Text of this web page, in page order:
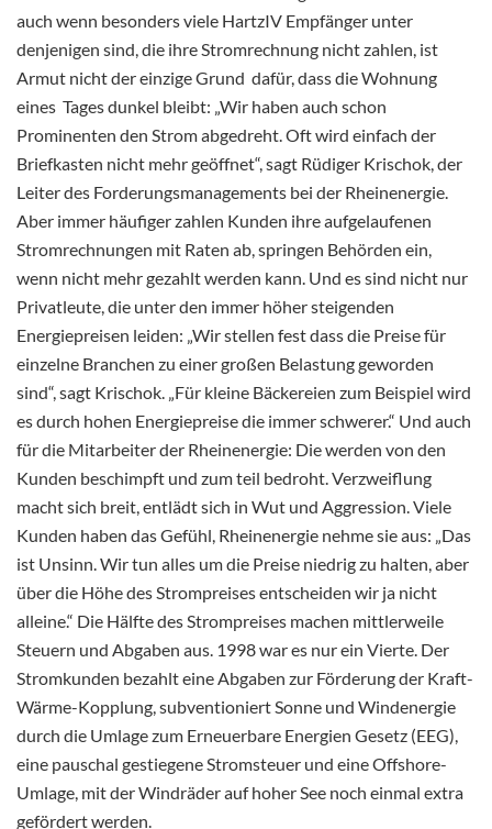
auch wenn besonders viele HartzIV Empfänger unter
denjenigen sind, die ihre Stromrechnung nicht zahlen, ist
Armut nicht der einzige Grund dafür, dass die Wohnung
eines Tages dunkel bleibt: „Wir haben auch schon
Prominenten den Strom abgedreht. Oft wird einfach der
Briefkasten nicht mehr geöffnet“, sagt Rüdiger Krischok, der
Leiter des Forderungsmanagements bei der Rheinenergie.
Aber immer häufiger zahlen Kunden ihre aufgelaufenen
Stromrechnungen mit Raten ab, springen Behörden ein,
wenn nicht mehr gezahlt werden kann. Und es sind nicht nur
Privatleute, die unter den immer höher steigenden
Energiepreisen leiden: „Wir stellen fest dass die Preise für
einzelne Branchen zu einer großen Belastung geworden
sind“, sagt Krischok. „Für kleine Bäckereien zum Beispiel wird
es durch hohen Energiepreise die immer schwerer.“ Und auch
für die Mitarbeiter der Rheinenergie: Die werden von den
Kunden beschimpft und zum teil bedroht. Verzweiflung
macht sich breit, entlädt sich in Wut und Aggression. Viele
Kunden haben das Gefühl, Rheinenergie nehme sie aus: „Das
ist Unsinn. Wir tun alles um die Preise niedrig zu halten, aber
über die Höhe des Strompreises entscheiden wir ja nicht
alleine.“ Die Hälfte des Strompreises machen mittlerweile
Steuern und Abgaben aus. 1998 war es nur ein Vierte. Der
Stromkunden bezahlt eine Abgaben zur Förderung der Kraft-
Wärme-Kopplung, subventioniert Sonne und Windenergie
durch die Umlage zum Erneuerbare Energien Gesetz (EEG),
eine pauschal gestiegene Stromsteuer und eine Offshore-
Umlage, mit der Windräder auf hoher See noch einmal extra
gefördert werden.